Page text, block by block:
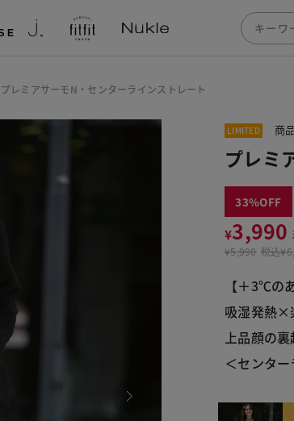
プレミアサーモN・センターラインストレート
LIMITED 商
プレミ
33
¥3,990
¥5,990 税込
【＋3℃の
吸湿発熱×
上品顔の
＜センタ